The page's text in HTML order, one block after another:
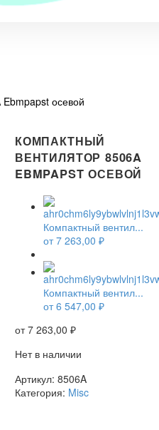
осевой
КОМПАКТНЫЙ
ВЕНТИЛЯТОР 8506A
EBMPAPST ОСЕВОЙ
Компактный вентил...
от7 263,00 ₽
Компактный вентил...
от6 547,00 ₽
от7 263,00 ₽
Нет в наличии
Артикул: 8506A
Категория: Misc